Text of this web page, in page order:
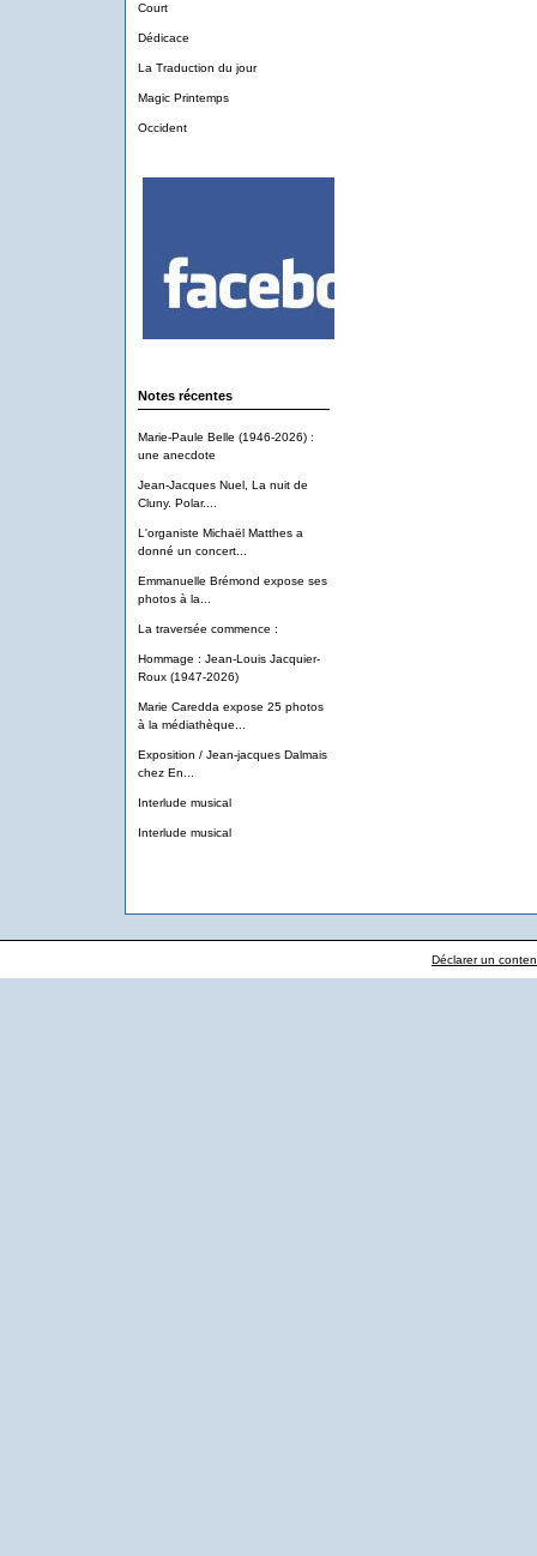
Court
Dédicace
La Traduction du jour
Magic Printemps
Occident
Notes récentes
Marie-Paule Belle (1946-2026) :
une anecdote
Jean-Jacques Nuel, La nuit de
Cluny. Polar....
L'organiste Michaël Matthes a
donné un concert...
Emmanuelle Brémond expose ses
photos à la...
La traversée commence :
Hommage : Jean-Louis Jacquier-
Roux (1947-2026)
Marie Caredda expose 25 photos
à la médiathèque...
Exposition / Jean-jacques Dalmais
chez En...
Interlude musical
Interlude musical
Déclarer un